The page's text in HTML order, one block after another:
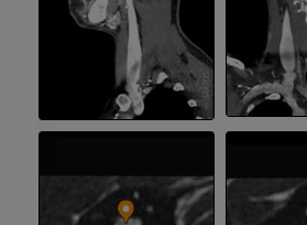
Miembro superior
Ilustraciones
PREMIUM
Arteriografía de miembro
GRATIS